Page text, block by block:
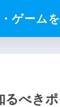
ゲーム
るべきポ